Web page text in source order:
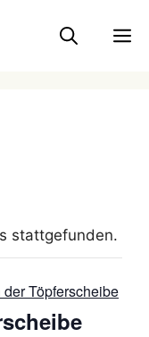
stattgefunden.
der Töpferscheibe